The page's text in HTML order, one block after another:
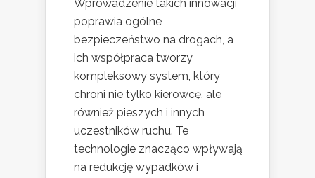
Wprowadzenie takich innowacji
poprawia ogólne
bezpieczeństwo na drogach, a
ich współpraca tworzy
kompleksowy system, który
chroni nie tylko kierowcę, ale
również pieszych i innych
uczestników ruchu. Te
technologie znacząco wpływają
na redukcję wypadków i